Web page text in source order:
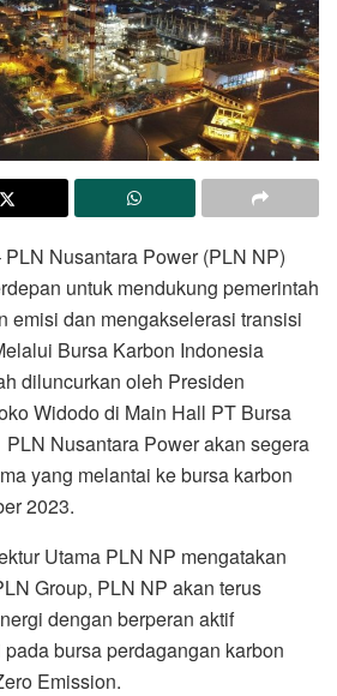
Nusantara Power (PLN NP)
untuk mendukung pemerintah
emisi dan mengakselerasi transisi
Bursa Karbon Indonesia
diluncurkan oleh Presiden
Widodo di Main Hall PT Bursa
Nusantara Power akan segera
yang melantai ke bursa karbon
2023.
Utama PLN NP mengatakan
Group, PLN NP akan terus
dengan berperan aktif
bursa perdagangan karbon
Emission.